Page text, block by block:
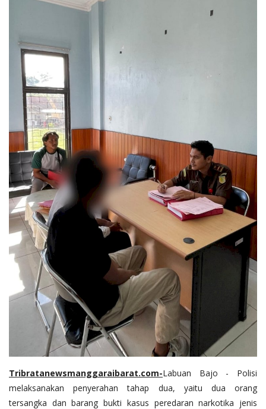
Tribratanewsmanggaraibarat.com-Labuan Bajo - Polisi
melaksanakan penyerahan tahap dua, yaitu dua orang
tersangka dan barang bukti kasus peredaran narkotika jenis